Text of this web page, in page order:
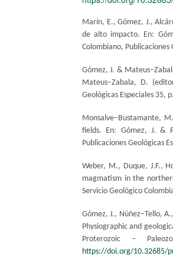
Marín, E., Gómez, J.,
de alto impacto. En:
Colombiano, Publicaciones
Gómez, J. &
Mateus–Zabala, D.
Geológicas Especiales 35,
Monsalve–Bustamante,
fields. En: Gómez, J. &
Publicaciones Geológicas
Weber, M., Duque, J.F.,
magmatism in the
Servicio Geológico
Gómez, J., Núñez–Tello,
Physiographic and
Proterozoic –
https://doi.org/10.32685/